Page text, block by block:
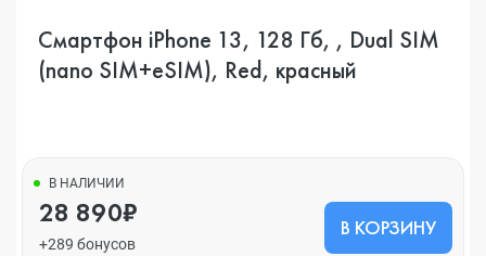
Смартфон iPhone 13, 128 Гб, , Dual SIM
(nano SIM+eSIM), Red, красный
В НАЛИЧИИ
28 890₽
+289 бонусов
В КОРЗИНУ